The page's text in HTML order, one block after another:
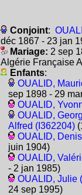
Conjoint:
déc 1867 - 23 jan
Mariage: 2 sep
Algérie Française
Enfants:
OUALID,
sep 1898 - 29
OUALID,
OUALID,
Alfred (I362204)
OUALID,
juin 1904)
OUALID,
- 2 jan 1985)
OUALID, Julie
24 sep 1995)